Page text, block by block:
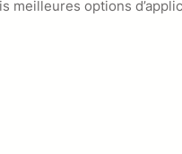
options